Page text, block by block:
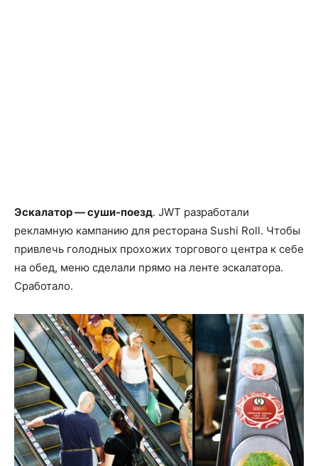
Эскалатор — суши-поезд. JWT разработали
рекламную кампанию для ресторана Sushi Roll. Чтобы
привлечь голодных прохожих торгового центра к себе
на обед, меню сделали прямо на ленте эскалатора.
Сработало.